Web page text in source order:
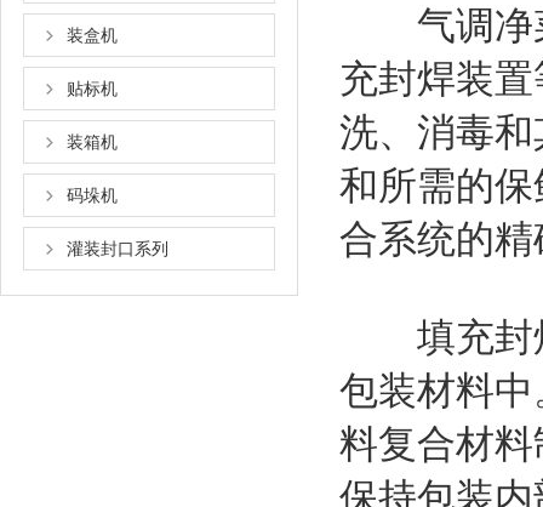
装盒机
贴标机
装箱机
码垛机
灌装封口系列
气调净菜
充封焊装
洗、消毒
和所需的
合系统的
填充封焊
包装材料
料复合材
保持包装